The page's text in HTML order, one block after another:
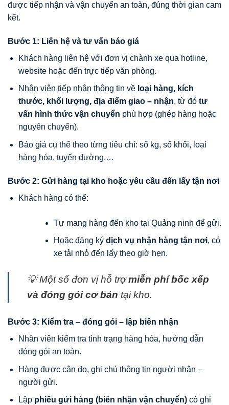
được tiếp nhận và vận chuyển an toàn, đúng thời gian cam
kết.
Bước 1: Liên hệ và tư vấn báo giá
Khách hàng liên hệ với đơn vị chành xe qua hotline,
website hoặc đến trực tiếp văn phòng.
Nhân viên tiếp nhận thông tin về loại hàng, kích
thước, khối lượng, địa điểm giao – nhận, từ đó tư
vấn hình thức vận chuyển phù hợp (ghép hàng hoặc
nguyên chuyến).
Báo giá cụ thể theo từng tiêu chí: số kg, số khối, loại
hàng hóa, tuyến đường,…
Bước 2: Gửi hàng tại kho hoặc yêu cầu đến lấy tận nơi
Khách hàng có thể:
Tự mang hàng đến kho tại Quảng ninh để gửi.
Hoặc đăng ký dịch vụ nhận hàng tận nơi, có
xe tải nhỏ đến lấy theo giờ hẹn.
💡 Một số đơn vị hỗ trợmiễn phí bốc xếp
và đóng gói cơ bản tại kho.
Bước 3: Kiểm tra – đóng gói – lập biên nhận
Nhân viên kiểm tra tình trạng hàng hóa, hướng dẫn
đóng gói an toàn.
Hàng được cân đo, ghi chú thông tin người nhận –
người gửi.
Lập phiếu gửi hàng (biên nhận vận chuyển)có ghi